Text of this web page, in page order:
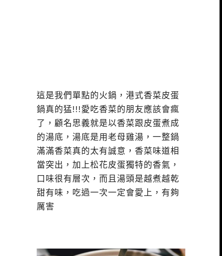
這是我們單點的火鍋，港式香菜皮蛋
鍋真的猛!!!愛吃香菜的朋友應該會瘋
了，顧名思義就是以香菜跟皮蛋煮成
的湯底，湯底是用老母雞湯，一整鍋
滿滿香菜真的太有誠意，香菜味道相
當突出，加上松花皮蛋獨特的香氣，
口味很有層次，而且湯頭是越煮越乾
甜有味，吃過一次一定會愛上，有夠
厲害